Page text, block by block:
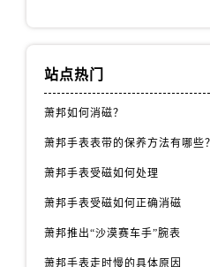
站点热门
萧邦如何消磁？
萧邦手表表带的保养方法有哪些？
萧邦手表受磁如何处理
萧邦手表受磁如何正确消磁
萧邦推出“沙漠赛车手”腕表
萧邦手表走时慢的具体原因